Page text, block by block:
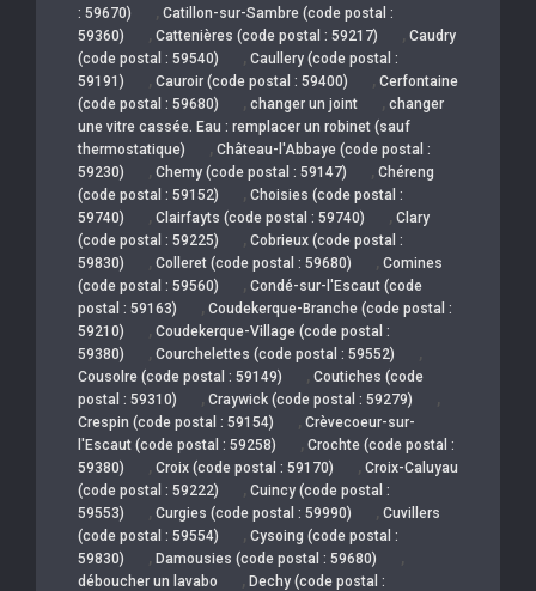
: 59670)
, Catillon-sur-Sambre (code postal :
59360)
, Cattenières (code postal : 59217) , Caudry
(code postal : 59540)
, Caullery (code postal :
59191)
, Cauroir (code postal : 59400) , Cerfontaine
(code postal : 59680)
, changer un joint , changer
une vitre cassée. Eau : remplacer un robinet (sauf
thermostatique)
, Château-l'Abbaye (code postal :
59230)
, Chemy (code postal : 59147) , Chéreng
(code postal : 59152)
, Choisies (code postal :
59740)
, Clairfayts (code postal : 59740) , Clary
(code postal : 59225)
, Cobrieux (code postal :
59830)
, Colleret (code postal : 59680) , Comines
(code postal : 59560)
, Condé-sur-l'Escaut (code
postal : 59163)
, Coudekerque-Branche (code postal :
59210)
, Coudekerque-Village (code postal :
59380)
, Courchelettes (code postal : 59552) ,
Cousolre (code postal : 59149) , Coutiches (code
postal : 59310)
, Craywick (code postal : 59279) ,
Crespin (code postal : 59154) , Crèvecoeur-sur-
l'Escaut (code postal : 59258)
, Crochte (code postal :
59380)
, Croix (code postal : 59170) , Croix-Caluyau
(code postal : 59222)
, Cuincy (code postal :
59553)
, Curgies (code postal : 59990) , Cuvillers
(code postal : 59554)
, Cysoing (code postal :
59830)
, Damousies (code postal : 59680) ,
déboucher un lavabo , Dechy (code postal :